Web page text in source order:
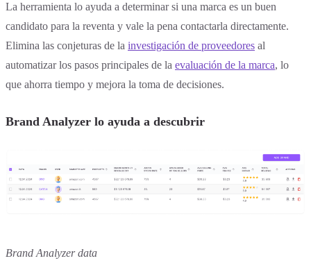
La herramienta lo ayuda a determinar si una marca es un buen
candidato para la reventa y vale la pena contactarla directamente.
Elimina las conjeturas de la investigación de proveedores al
automatizar los pasos principales de la evaluación de la marca, lo
que ahorra tiempo y mejora la toma de decisiones.
Brand Analyzer lo ayuda a descubrir
Brand Analyzer data